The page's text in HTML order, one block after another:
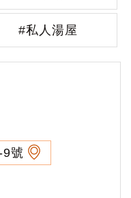
#私人湯屋
號